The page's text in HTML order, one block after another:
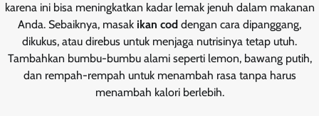
karena ini bisa meningkatkan kadar lemak jenuh dalam makanan
Anda. Sebaiknya, masak ikan cod dengan cara dipanggang,
dikukus, atau direbus untuk menjaga nutrisinya tetap utuh.
Tambahkan bumbu-bumbu alami seperti lemon, bawang putih,
dan rempah-rempah untuk menambah rasa tanpa harus
menambah kalori berlebih.